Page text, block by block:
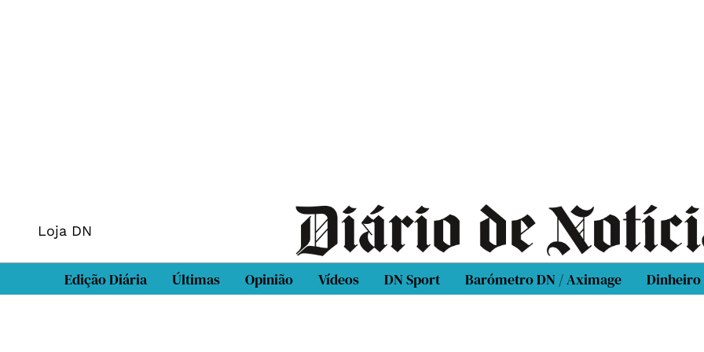
Loja DN
Edição Diária Últimas Opinião Vídeos DN Sport Barómetro DN / Aximage Dinheiro